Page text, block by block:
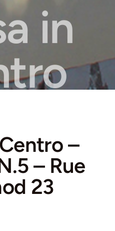
in
–
– Rue
23